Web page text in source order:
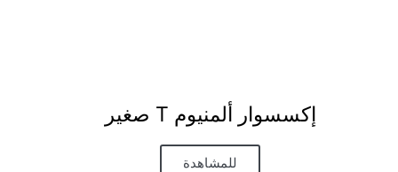
إكسسوار ألمنيوم T صغير
للمشاهدة